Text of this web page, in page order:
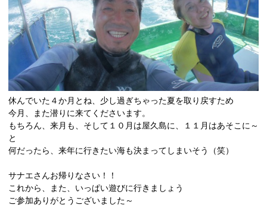
休んでいた４か月とね、少し過ぎちゃった夏を取り戻すため
今月、また潜りに来てくださいます。
もちろん、来月も、そして１０月は屋久島に、１１月はあそこに～
と
何だったら、来年に行きたい海も決まってしまいそう（笑）
サナエさんお帰りなさい！！
これから、また、いっぱい遊びに行きましょう
ご参加ありがとうございました～